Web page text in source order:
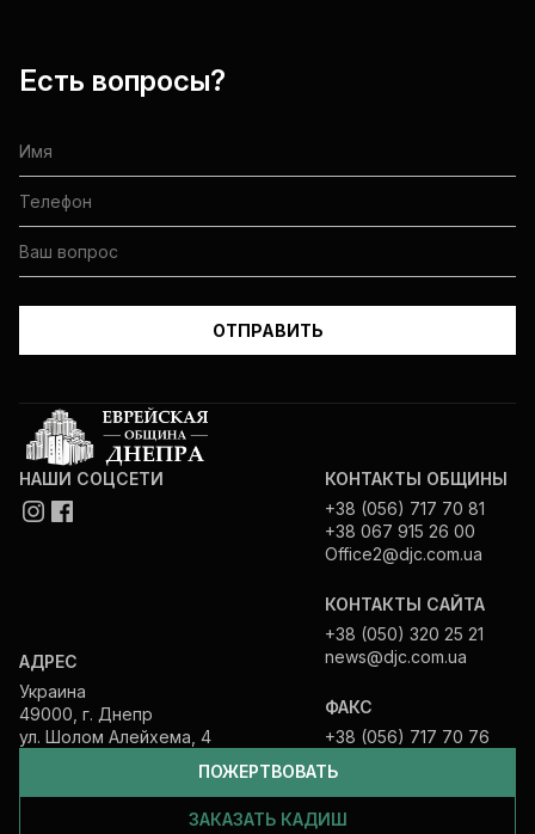
Есть вопросы?
ПОЖЕРТВОВАТЬ
ЗАКАЗАТЬ КАДИШ
НАШИ СОЦСЕТИ
АДРЕС
Украина
49000, г. Днепр
ул. Шолом Алейхема, 4
КОНТАКТЫ ОБЩИНЫ
+38 (056) 717 70 81
+38 067 915 26 00
Office2@djc.com.ua
КОНТАКТЫ САЙТА
+38 (050) 320 25 21
news@djc.com.ua
ФАКС
+38 (056) 717 70 76